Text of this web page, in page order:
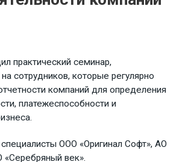
практический семинар,
сотрудников, которые регулярно
компаний для определения
платежеспособности и
ООО «Оригинал Софт», АО
век».